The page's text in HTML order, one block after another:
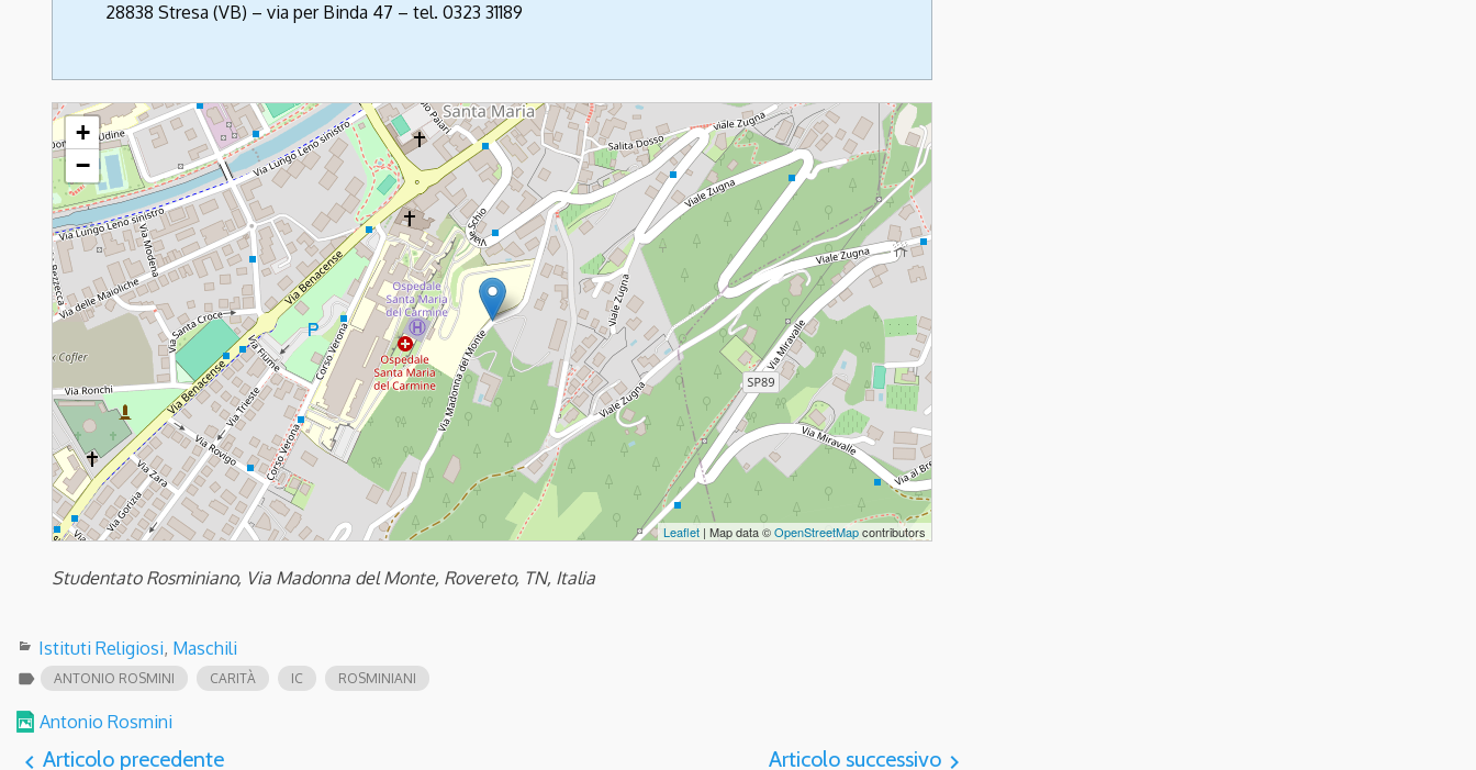
28838 Stresa (VB) – via per Binda 47 – tel. 0323 31189
Rosminiani
+
−
Leaflet | Map data ©OpenStreetMapcontributors
Studentato Rosminiano, Via Madonna del Monte, Rovereto, TN, Italia
Istituti Religiosi, Maschili
label ANTONIO ROSMINI CARITÀ IC ROSMINIANI
Antonio Rosmini
navigate_before Articolo precedente Articolo successivo navigate_next